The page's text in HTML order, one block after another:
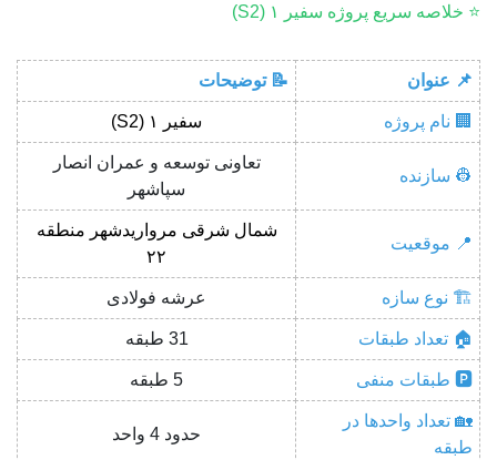
⭐ خلاصه سریع پروژه سفیر ۱ (S2)
📌 عنوان 📝 توضیحات
🏢 نام پروژه سفیر ۱ (S2)
👷 سازنده
تعاونی توسعه و عمران انصار
سپاشهر
📍 موقعیت
شمال شرقی مرواریدشهر منطقه
۲۲
🏗 نوع سازه عرشه فولادی
🏠 تعداد طبقات 31 طبقه
🅿️ طبقات منفی 5 طبقه
🏡 تعداد واحدها در
طبقه
حدود 4 واحد